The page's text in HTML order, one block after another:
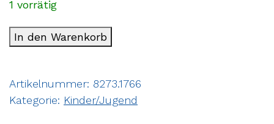
1 vorrätig
In den Warenkorb
Artikelnummer: 8273.1766
Kategorie: Kinder/Jugend